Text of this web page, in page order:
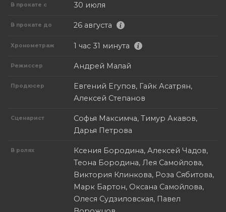
В прокате с 30 июля
В прокате до 26 августа
Хронометраж 1 час 31 минута
Режиссер Андрей Малай
Продюсер
Евгений Егупов, Гайк Асатрян,
Алексей Степанов
Сценарист
Софья Максимча, Тимур Акавов,
Дарья Петрова
В ролях
Ксения Бородина, Алексей Чадов,
Теона Бородина, Лея Самойлова,
Виктория Клинкова, Роза Сябитова,
Марк Бартон, Оксана Самойлова,
Олеся Судзиловская, Павел